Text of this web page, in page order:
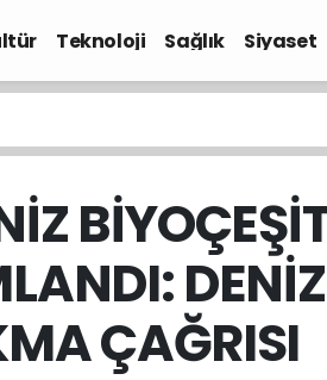
Teknoloji Sağlık Siyaset
ÇAĞRISI